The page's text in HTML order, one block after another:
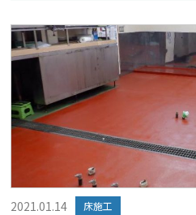
2021.01.14 床施工